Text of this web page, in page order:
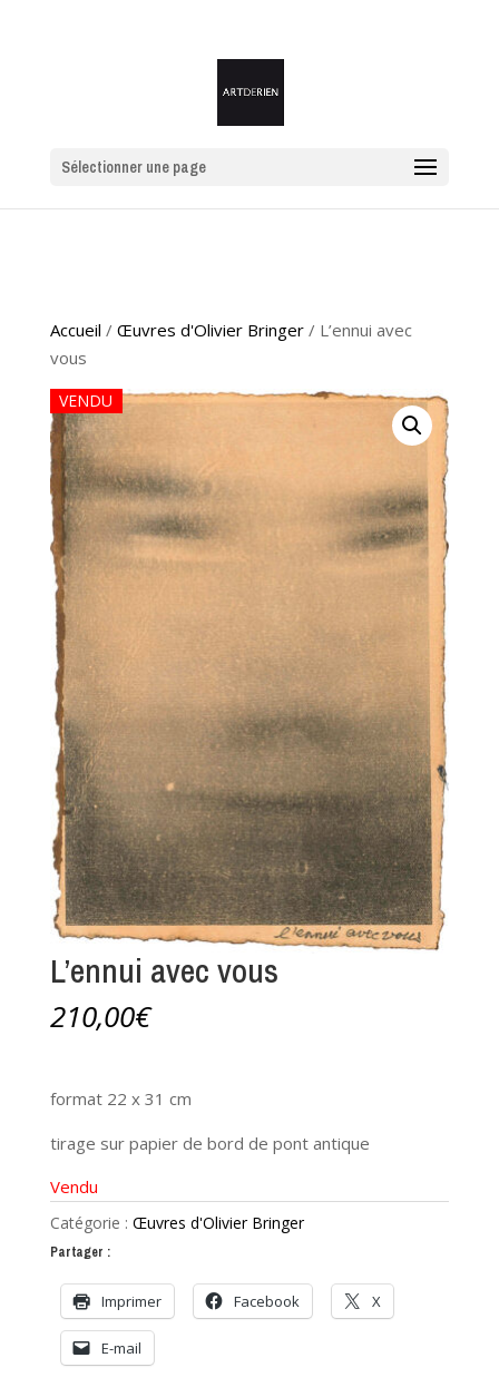
Sélectionner une page
Accueil / Œuvres d'Olivier Bringer/ L’ennui avec
vous
VENDU
L’ennui avec vous
210,00€
format 22 x 31 cm
tirage sur papier de bord de pont antique
Vendu
Catégorie : Œuvres d'Olivier Bringer
Partager :
Imprimer Facebook X
E-mail